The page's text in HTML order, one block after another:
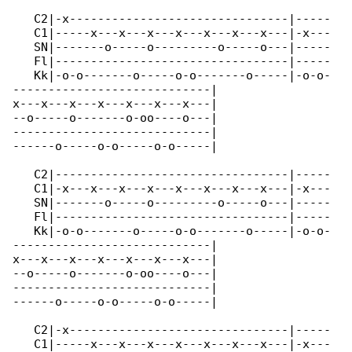
   C2|-x-------------------------------|-----
   C1|-----x---x---x---x---x---x---x---|-x---
   SN|-------o-----o---------o-----o---|-----
   Fl|---------------------------------|-----
   Kk|-o-o-------o-----o-o-------o-----|-o-o-
----------------------------|
x---x---x---x---x---x---x---|
--o-----o-------o-oo----o---|
----------------------------|
------o-----o-o-----o-o-----|
   C2|---------------------------------|-----
   C1|-x---x---x---x---x---x---x---x---|-x---
   SN|-------o-----o---------o-----o---|-----
   Fl|---------------------------------|-----
   Kk|-o-o-------o-----o-o-------o-----|-o-o-
----------------------------|
x---x---x---x---x---x---x---|
--o-----o-------o-oo----o---|
----------------------------|
------o-----o-o-----o-o-----|
   C2|-x-------------------------------|-----
   C1|-----x---x---x---x---x---x---x---|-x---